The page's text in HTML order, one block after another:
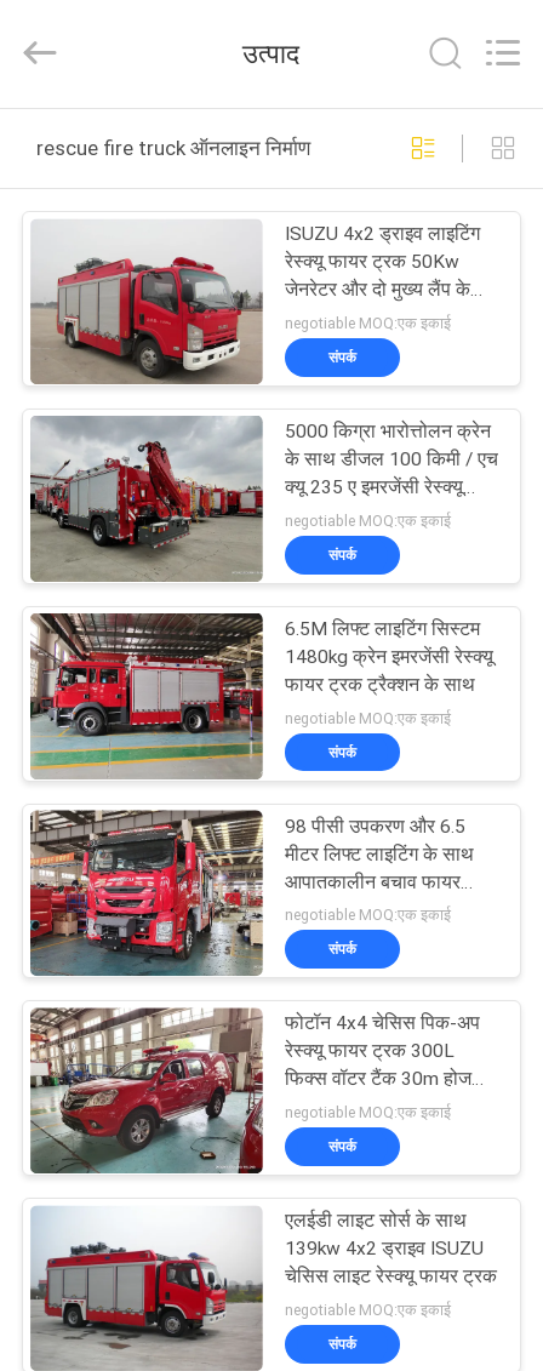
उत्पादों
हमारे
बारे
कारखाना
भ्रमण
गुणवत्ता
नियंत्रण
संपर्क
करें
समाचार
साइटमैप
PRIVACY
POLICY
Equipment
Rights
उत्पाद
rescue fire truck ऑनलाइन निर्माण
ISUZU 4x2 ड्राइव लाइटिंग
रेस्क्यू फायर ट्रक 50Kw
जेनरेटर और दो मुख्य लैंप के
साथ
negotiable MOQ:एक इकाई
संपर्क
5000 किग्रा भारोत्तोलन क्रेन
के साथ डीजल 100 किमी / एच
क्यू 235 ए इमरजेंसी रेस्क्यू
फायर ट्रक
negotiable MOQ:एक इकाई
संपर्क
6.5M लिफ्ट लाइटिंग सिस्टम
1480kg क्रेन इमरजेंसी रेस्क्यू
फायर ट्रक ट्रैक्शन के साथ
negotiable MOQ:एक इकाई
संपर्क
98 पीसी उपकरण और 6.5
मीटर लिफ्ट लाइटिंग के साथ
आपातकालीन बचाव फायर
ट्रक
negotiable MOQ:एक इकाई
संपर्क
फोटॉन 4x4 चेसिस पिक-अप
रेस्क्यू फायर ट्रक 300L
फिक्स वॉटर टैंक 30m होज
रील
negotiable MOQ:एक इकाई
संपर्क
एलईडी लाइट सोर्स के साथ
139kw 4x2 ड्राइव ISUZU
चेसिस लाइट रेस्क्यू फायर ट्रक
negotiable MOQ:एक इकाई
संपर्क